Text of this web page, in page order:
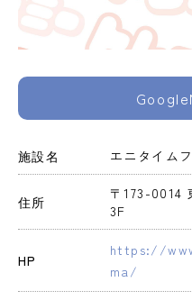
施設名 エニタイム
住所
〒173-0014
3F
HP
https://
ma/